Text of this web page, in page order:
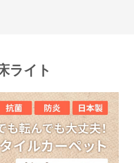
ライト